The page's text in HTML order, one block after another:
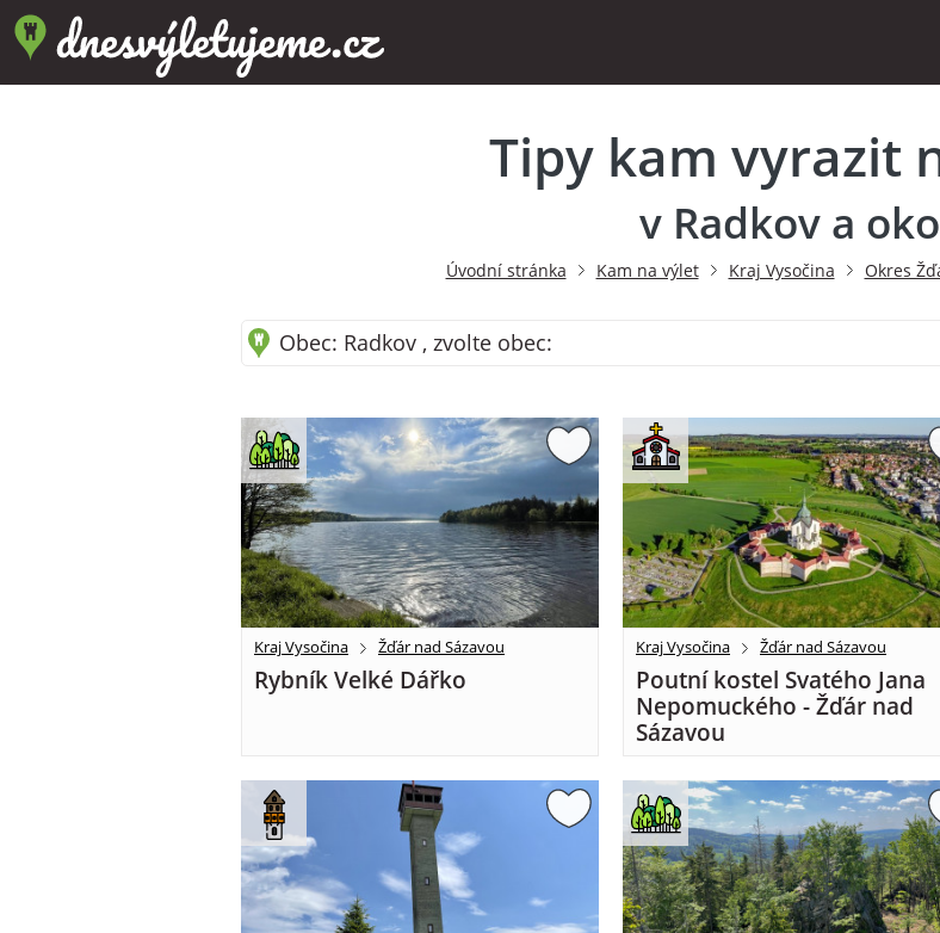
Tipy kam vyrazit
v Radkov a
Úvodní stránka Kam na výlet Kraj Vysočina Okres
Obec: Radkov , zvolte obec:
Kraj Vysočina Žďár nad Sázavou
Rybník Velké Dářko
Kraj Vysočina Žďár nad Sázavou
Poutní kostel Svatého Jana
Nepomuckého - Žďár nad
Sázavou